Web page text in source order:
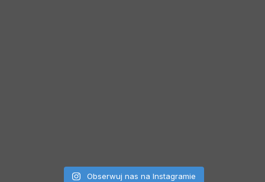
Obserwuj nas na Instagramie